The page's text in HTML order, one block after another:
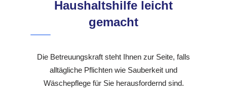
Haushaltshilfe leicht
gemacht
Die Betreuungskraft steht Ihnen zur Seite, falls
alltägliche Pflichten wie Sauberkeit und
Wäschepflege für Sie herausfordernd sind.